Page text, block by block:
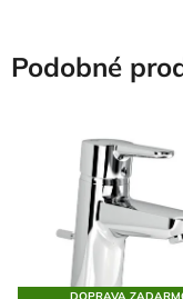
Podobné
DOPRAVA